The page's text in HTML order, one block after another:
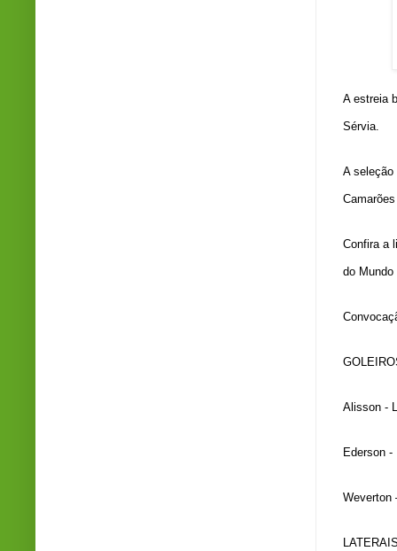
A estreia
Sérvia.
A seleção
Confira a
do Mundo
Alisson -
Ederson
Weverton